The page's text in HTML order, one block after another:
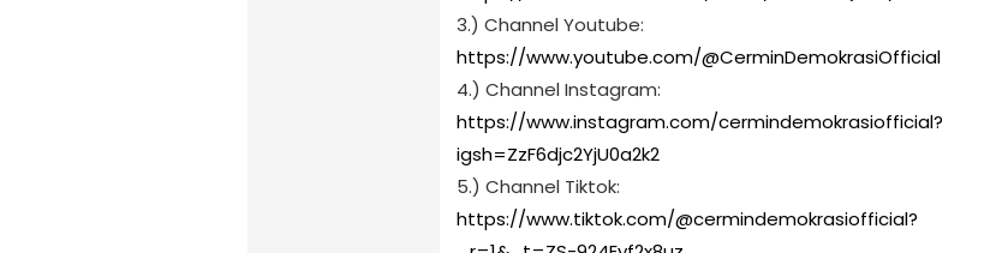
3.) Channel Youtube:
https://www.youtube.com/@CerminDemokrasiOfficial
4.) Channel Instagram:
https://www.instagram.com/cermindemokrasiofficial?
igsh=ZzF6djc2YjU0a2k2
5.) Channel Tiktok:
https://www.tiktok.com/@cermindemokrasiofficial?